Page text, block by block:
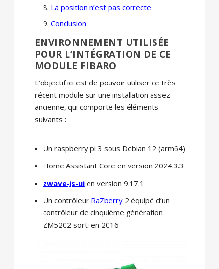
La position n’est pas correcte
Conclusion
ENVIRONNEMENT UTILISÉE
POUR L’INTÉGRATION DE CE
MODULE FIBARO
L’objectif ici est de pouvoir utiliser ce très
récent module sur une installation assez
ancienne, qui comporte les éléments
suivants :
Un raspberry pi 3 sous Debian 12 (arm64)
Home Assistant Core en version 2024.3.3
zwave-js-uien version 9.17.1
Un contrôleur RaZberry2 équipé d’un
contrôleur de cinquième génération
ZM5202 sorti en 2016